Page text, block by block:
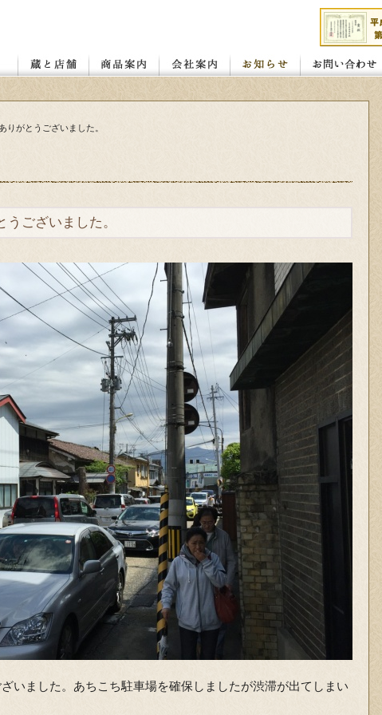
りがとうございました。
ございました。
いました。あちこち駐車場を確保しましたが渋滞が出てしまい